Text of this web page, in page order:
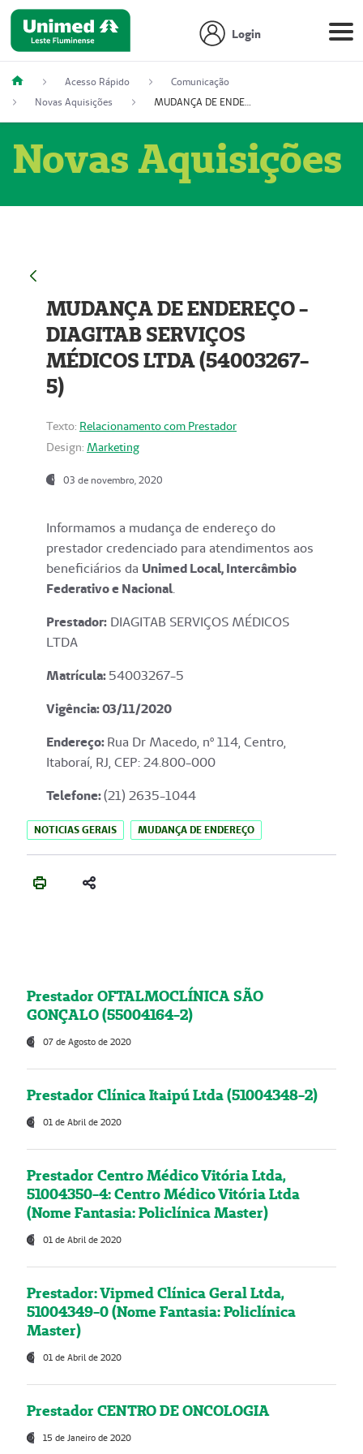
Login
Acesso Rápido
Comunicação
Novas Aquisições
MUDANÇA DE ENDEREÇO - DIAGITAB SERVIÇOS MÉDICOS LTDA (54003267-5)
Novas Aquisições
MUDANÇA DE ENDEREÇO -
DIAGITAB SERVIÇOS
MÉDICOS LTDA (54003267-
5)
Texto: Relacionamento com Prestador
Design: Marketing
03 de novembro, 2020
Informamos a mudança de endereço do
prestador credenciado para atendimentos aos
beneficiários da Unimed Local, Intercâmbio
Federativo e Nacional.
Prestador: DIAGITAB SERVIÇOS MÉDICOS
LTDA
Matrícula:54003267-5
Vigência: 03/11/2020
Endereço:Rua Dr Macedo, nº 114, Centro,
Itaboraí, RJ, CEP: 24.800-000
Telefone:(21) 2635-1044
NOTICIAS GERAIS MUDANÇA DE ENDEREÇO
Prestador OFTALMOCLÍNICA SÃO
GONÇALO (55004164-2)
07 de Agosto de 2020
Prestador Clínica Itaipú Ltda (51004348-2)
01 de Abril de 2020
Prestador Centro Médico Vitória Ltda,
51004350-4: Centro Médico Vitória Ltda
(Nome Fantasia: Policlínica Master)
01 de Abril de 2020
Prestador: Vipmed Clínica Geral Ltda,
51004349-0 (Nome Fantasia: Policlínica
Master)
01 de Abril de 2020
Prestador CENTRO DE ONCOLOGIA
15 de Janeiro de 2020